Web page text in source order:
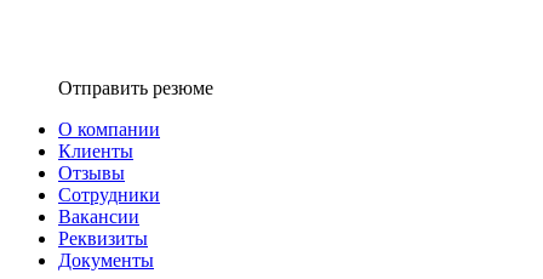
Отправить резюме
О компании
Клиенты
Отзывы
Сотрудники
Вакансии
Реквизиты
Документы